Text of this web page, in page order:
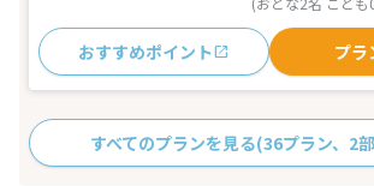
おすすめポイント プラ
すべてのプランを見る(36プラン、2